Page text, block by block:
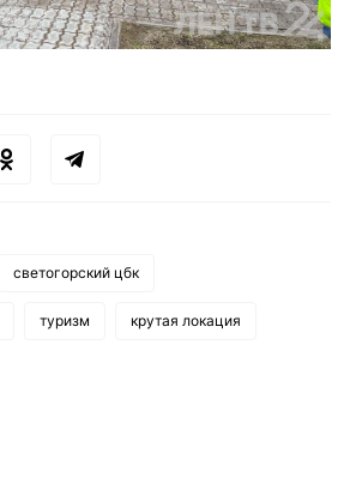
светогорский цбк
туризм крутая локация